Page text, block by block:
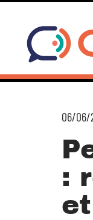
06/06/
: